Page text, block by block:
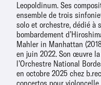
Leopoldinum. Ses
ensemble de trois
solo et orchestre, dédié à
bombardement
Mahler in Manhattan
en juin 2022. Son œuvre
l’Orchestre National
en octobre 2025 chez
concertos pour